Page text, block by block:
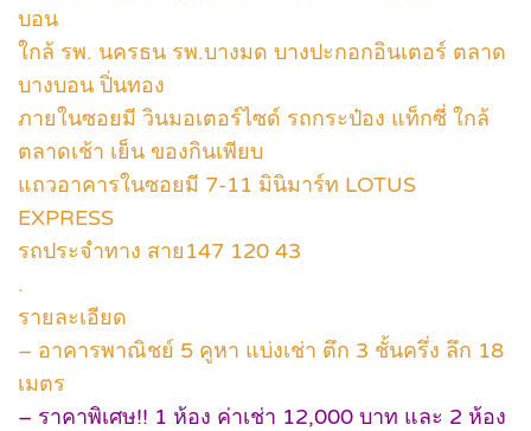
บอน
ใกล้ รพ. นครธน รพ.บางมด บางปะกอกอินเตอร์ ตลาด
บางบอน ปิ่นทอง
ภายในซอยมี วินมอเตอร์ไซด์ รถกระป๋อง แท็กซี่ ใกล้
ตลาดเช้า เย็น ของกินเพียบ
แถวอาคารในซอยมี 7-11 มินิมาร์ท LOTUS
EXPRESS
รถประจำทาง สาย147 120 43
.
รายละเอียด
– อาคารพาณิชย์ 5 คูหา แบ่งเช่า ตึก 3 ชั้นครึ่ง ลึก 18
เมตร
– ราคาพิเศษ!! 1 ห้อง ค่าเช่า 12,000 บาท และ 2 ห้อง